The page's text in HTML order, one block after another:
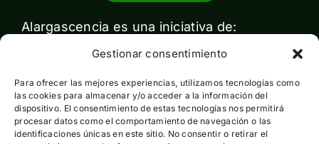
Gestionar consentimiento
Para ofrecer las mejores experiencias, utilizamos tecnologías como
las cookies para almacenar y/o acceder a la información del
dispositivo. El consentimiento de estas tecnologías nos permitirá
procesar datos como el comportamiento de navegación o las
identificaciones únicas en este sitio. No consentir o retirar el
Alargascencia es una iniciativa de:
Con el apoyo de: